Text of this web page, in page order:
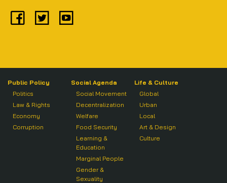
Public Policy
Politics
Law & Rights
Economy
Corruption
Social Agenda
Social Movement
Decentralization
Welfare
Food Security
Learning &
Education
Marginal People
Gender &
Sexuality
Life & Culture
Global
Urban
Local
Art & Design
Culture